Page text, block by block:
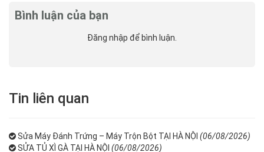
Bình luận của bạn
Đăng nhập để bình luận.
Tin liên quan
Sửa Máy Đánh Trứng – Máy Trộn Bột TẠI HÀ NỘI (06/08/2026)
SỬA TỦ XÌ GÀ TẠI HÀ NỘI (06/08/2026)